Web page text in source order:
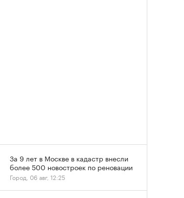
За 9 лет в Москве в кадастр внесли
более 500 новостроек по реновации
Город, 06 авг, 12:25